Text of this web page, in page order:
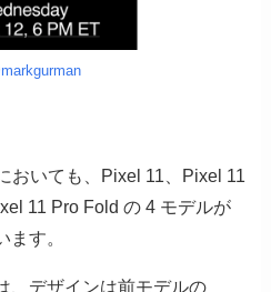
おいても、Pixel 11、Pixel 11
11 Pro Fold の 4 モデルが
ます。
、デザインは前モデルの